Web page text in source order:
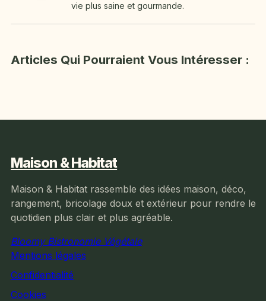
vie plus saine et gourmande.
Articles Qui Pourraient Vous Intéresser :
Maison & Habitat
Maison & Habitat rassemble des idées maison, déco,
rangement, bricolage doux et extérieur pour rendre le
quotidien plus clair et plus agréable.
Bloomy Bistronomie Végétale
Mentions légales
Confidentialité
Cookies